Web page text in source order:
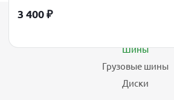
3 400₽
Шины
Грузовые шины
Диски